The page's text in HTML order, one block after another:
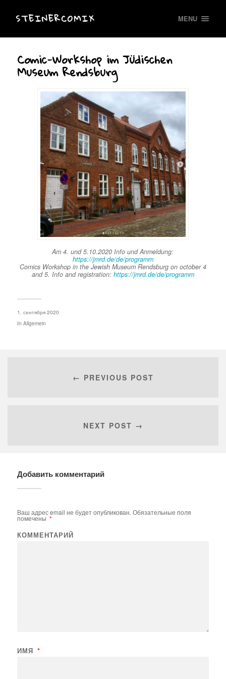
STEINERCOMIX MENU
Comic-Workshop im Jüdischen
Museum Rendsburg
Am 4. und 5.10.2020 Info und Anmeldung:
https://jmrd.de/de/programm
Comics Workshop in the Jewish Museum Rendsburg on october 4
and 5. Info and registration: https://jmrd.de/de/programm
1. сентября 2020
In Allgemein
← PREVIOUS POST
NEXT POST →
Добавить комментарий
Ваш адрес email не будет опубликован.Обязательные поля
помечены *
КОММЕНТАРИЙ
ИМЯ *